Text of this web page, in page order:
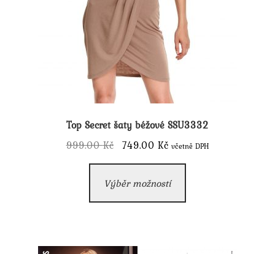
Top Secret šaty béžové SSU3332
999.00Kč
Původní
cena
byla:
749.00KčAktuální
cena
je:
včetně DPH
Výběr možností
má